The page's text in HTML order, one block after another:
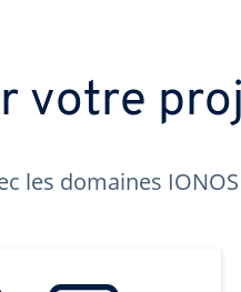
votre
les domaines IONOS